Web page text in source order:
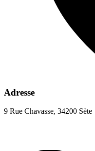
Adresse
9 Rue Chavasse, 34200 Sète